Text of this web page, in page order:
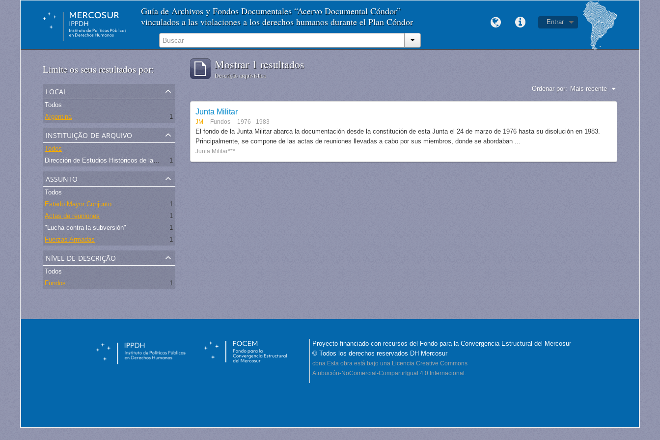
Guía de Archivos y Fondos Documentales “Acervo Documental Cóndor”
vinculados a las violaciones a los derechos humanos durante el Plan Cóndor
Entrar
Limite os seus resultados por:
local
Todos
Argentina
1
instituição de arquivo
Todos
Dirección de Estudios Históricos de la Fuerza Aérea
1
assunto
Todos
Estado Mayor Conjunto
1
Actas de reuniones
1
"Lucha contra la subversión"
1
Fuerzas Armadas
1
nível de descrição
Todos
Fundos
1
Mostrar 1 resultados
Descrição arquivística
Ordenar por: Mais recente
Junta Militar
JM Fundos 1976 - 1983
El fondo de la Junta Militar abarca la documentación desde la constitución de esta Junta el 24 de marzo de 1976 hasta su disolución en 1983.
Principalmente, se compone de las actas de reuniones llevadas a cabo por sus miembros, donde se abordaban ...
Junta Militar***
Proyecto financiado con recursos del Fondo para la Convergencia Estructural del Mercosur
© Todos los derechos reservados DH Mercosur
cbna Esta obra está bajo una Licencia Creative Commons
Atribución-NoComercial-CompartirIgual 4.0 Internacional.